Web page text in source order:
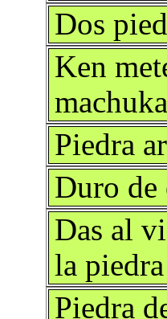
Dos
Ken
Piedra
Duro de
Das al
la piedra
Piedra